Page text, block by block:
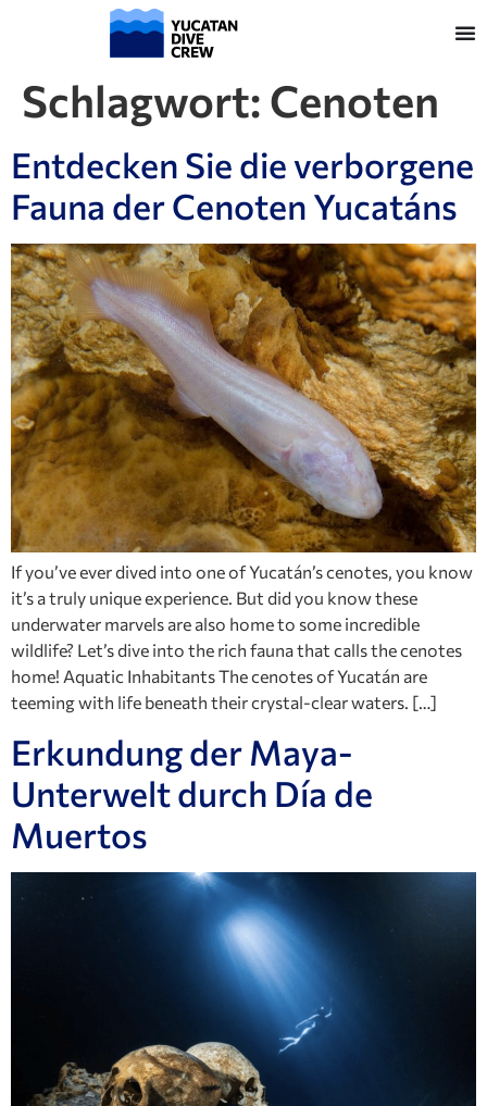
Schlagwort: Cenoten
Entdecken Sie die verborgene
Fauna der Cenoten Yucatáns
If you’ve ever dived into one of Yucatán’s cenotes, you know
it’s a truly unique experience. But did you know these
underwater marvels are also home to some incredible
wildlife? Let’s dive into the rich fauna that calls the cenotes
home! Aquatic Inhabitants The cenotes of Yucatán are
teeming with life beneath their crystal-clear waters. […]
Erkundung der Maya-
Unterwelt durch Día de
Muertos